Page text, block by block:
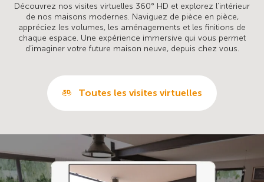
Découvrez nos visites virtuelles 360° HD et explorez l’intérieur
de nos maisons modernes. Naviguez de pièce en pièce,
appréciez les volumes, les aménagements et les finitions de
chaque espace. Une expérience immersive qui vous permet
d’imaginer votre future maison neuve, depuis chez vous.
Toutes les visites virtuelles